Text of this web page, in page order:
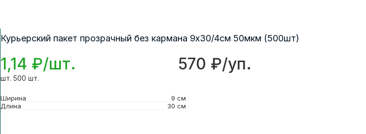
Курьерский пакет прозрачный без кармана 9х30/4см 50мкм (500шт)
1,14 ₽/шт. 570 ₽/уп.
шт. 500 шт.
Ширина
9 см
Длина
30 см